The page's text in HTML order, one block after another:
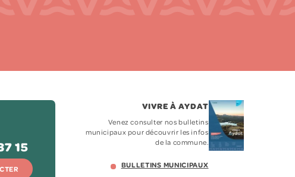
15
VIVRE À AYDAT
Venez consulter nos bulletins
municipaux pour découvrir les infos
de la commune.
BULLETINS MUNICIPAUX